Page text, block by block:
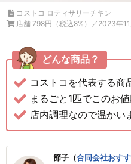
コストコ ロティサリーチキン
店舗 798円（税込8%）／2023年
どんな商品？
コストコを代表する商
まるごと1匹でこのお値
店内調理なので温かい
節子（合同会社おす